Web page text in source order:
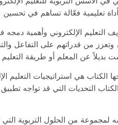
تعليمية فعّالة تساهم في
التعليم الإلكتروني وأهمية
وتعزز من قدراتهم على التفاعل
بديلاً عن المعلم أو طريقة التعليم
الكتاب هي استراتيجيات التعليم
التحديات التي قد تواجه
لمجموعة من الحلول التربوية